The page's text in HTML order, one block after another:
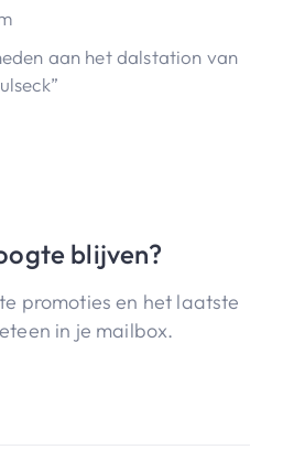
aan het dalstation van
blijven?
promoties en het laatste
in je mailbox.